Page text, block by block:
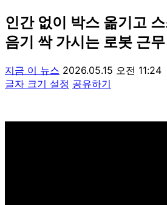
인간 없이 박스 옮기고
음기 싹 가시는 로봇 근
지금 이 뉴스 2026.05.15 오전 11:24
글자 크기 설정 공유하기